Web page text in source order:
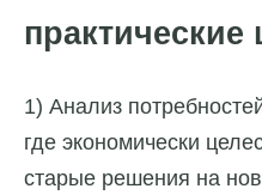
практические
1) Анализ
где экономически
старые решения на